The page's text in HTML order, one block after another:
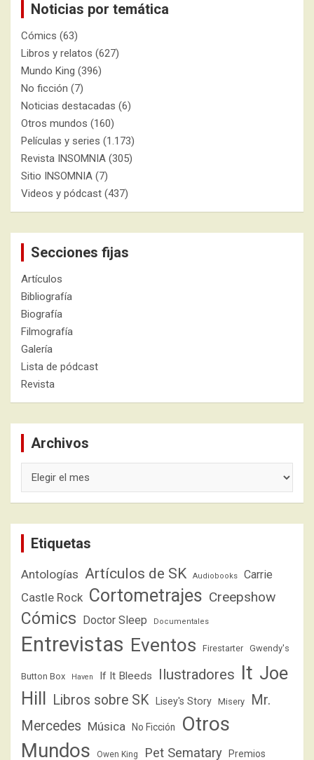
Noticias por temática
Cómics (63)
Libros y relatos (627)
Mundo King (396)
No ficción (7)
Noticias destacadas (6)
Otros mundos (160)
Películas y series (1.173)
Revista INSOMNIA (305)
Sitio INSOMNIA (7)
Videos y pódcast (437)
Secciones fijas
Artículos
Bibliografía
Biografía
Filmografía
Galería
Lista de pódcast
Revista
Archivos
Etiquetas
Antologías Artículos de SK Audiobooks Carrie
Castle Rock Cortometrajes Creepshow
Cómics Doctor Sleep Documentales
Entrevistas Eventos Firestarter Gwendy's
Button Box Haven If It Bleeds Ilustradores It Joe
Hill
Libros sobre SK Lisey's Story Misery
Mr.
Mercedes Música No Ficción
Otros
Mundos
Owen King Pet Sematary Premios